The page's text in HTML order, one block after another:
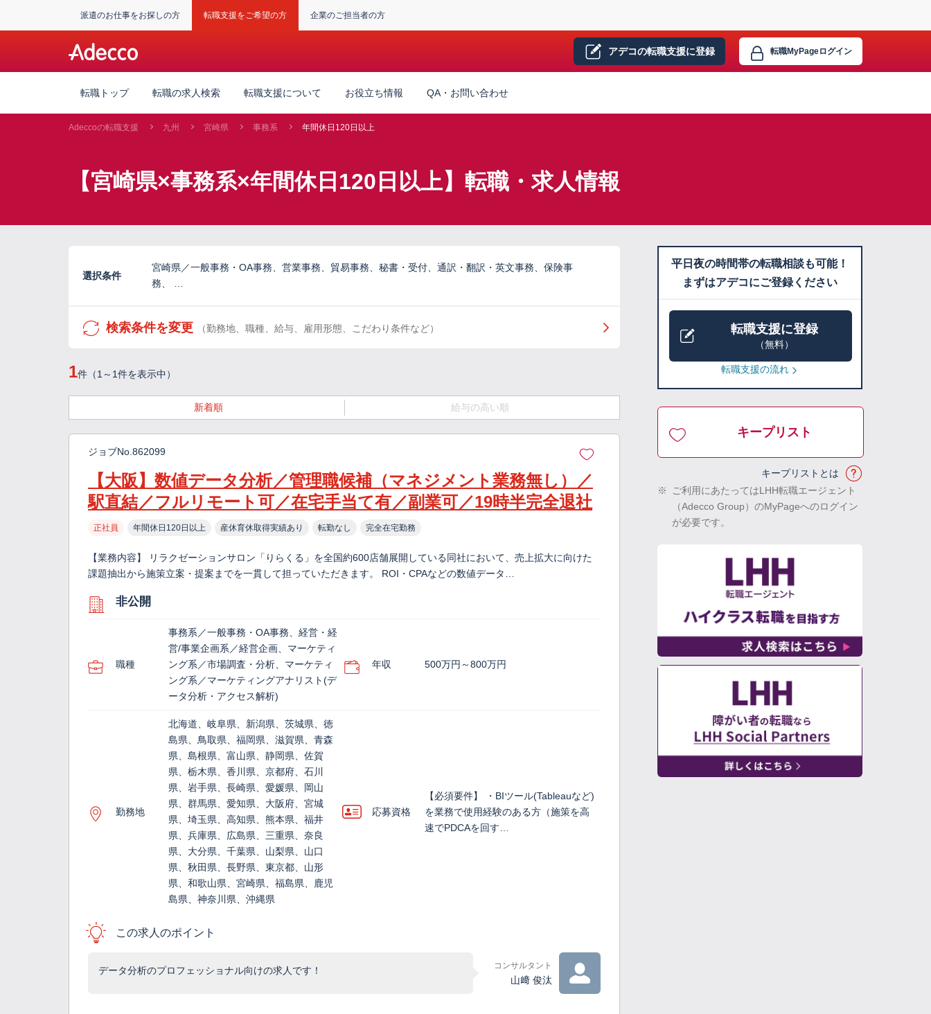
派遣のお仕事をお探しの方 転職支援をご希望の方 企業のご担当者の方
アデコの転職支援に登録 転職MyPageログイン
転職トップ 転職の求人検索 転職支援について お役立ち情報 QA・お問い合わせ
Adeccoの転職支援 九州 宮崎県 事務系 年間休日120日以上
【宮崎県×事務系×年間休日120日以上】転職・求人情報
選択条件
宮崎県／一般事務・OA事務、営業事務、貿易事務、秘書・受付、通訳・翻訳・英文事務、保険事
務、 …
検索条件を変更 （勤務地、職種、給与、雇用形態、こだわり条件など）
1件（1～1件を表示中）
新着順 給与の高い順
ジョブNo.862099
【大阪】数値データ分析／管理職候補（マネジメント業務無し）／
駅直結／フルリモート可／在宅手当て有／副業可／19時半完全退社
正社員 年間休日120日以上 産休育休取得実績あり 転勤なし 完全在宅勤務
【業務内容】 リラクゼーションサロン「りらくる」を全国約600店舗展開している同社において、売上拡大に向けた
課題抽出から施策立案・提案までを一貫して担っていただきます。 ROI・CPAなどの数値データ…
非公開
職種
事務系／一般事務・OA事務、経営・経
営/事業企画系／経営企画、マーケティ
ング系／市場調査・分析、マーケティ
ング系／マーケティングアナリスト(デ
ータ分析・アクセス解析)
年収 500万円～800万円
勤務地
北海道、岐阜県、新潟県、茨城県、徳
島県、鳥取県、福岡県、滋賀県、青森
県、島根県、富山県、静岡県、佐賀
県、栃木県、香川県、京都府、石川
県、岩手県、長崎県、愛媛県、岡山
県、群馬県、愛知県、大阪府、宮城
県、埼玉県、高知県、熊本県、福井
県、兵庫県、広島県、三重県、奈良
県、大分県、千葉県、山梨県、山口
県、秋田県、長野県、東京都、山形
県、和歌山県、宮崎県、福島県、鹿児
島県、神奈川県、沖縄県
応募資格
【必須要件】 ・BIツール(Tableauなど)
を業務で使⽤経験のある方（施策を高
速でPDCAを回す…
この求人のポイント
データ分析のプロフェッショナル向けの求人です！ コンサルタント
山﨑 俊汰
平日夜の時間帯の転職相談も可能！
まずはアデコにご登録ください
転職支援に登録
（無料）
転職支援の流れ
キープリスト
キープリストとは
※
ご利用にあたってはLHH転職エージェント
（Adecco Group）のMyPageへのログイン
が必要です。